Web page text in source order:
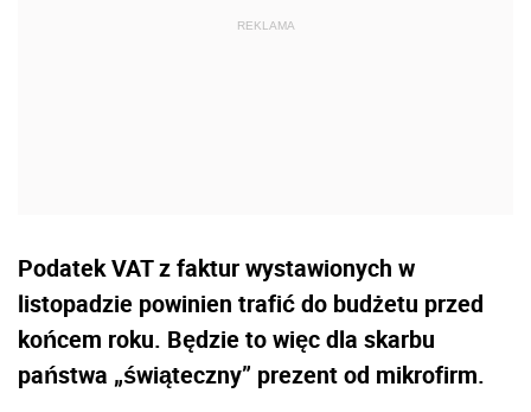
Podatek VAT z faktur wystawionych w
listopadzie powinien trafić do budżetu przed
końcem roku. Będzie to więc dla skarbu
państwa „świąteczny” prezent od mikrofirm.